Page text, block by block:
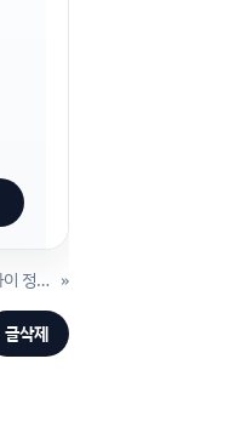
데미스 하사비스 "저는 요즘 2030년 전후 1년, 그러니까 2029년에서 2031년 사이 정도를 생각하고 있습니다." »
글삭제